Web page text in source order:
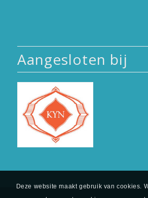
Aangesloten bij
Deze website maakt gebruik van cookies.